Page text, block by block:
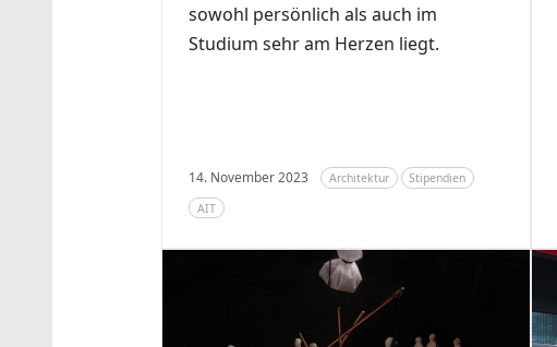
sowohl persönlich als auch im
Studium sehr am Herzen liegt.
14. November 2023 Architektur
Stipendien
AIT